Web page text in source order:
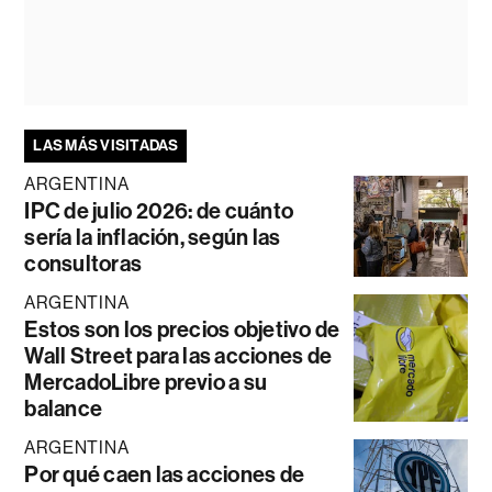
LAS MÁS VISITADAS
ARGENTINA
IPC de julio 2026: de cuánto
sería la inflación, según las
consultoras
ARGENTINA
Estos son los precios objetivo de
Wall Street para las acciones de
MercadoLibre previo a su
balance
ARGENTINA
Por qué caen las acciones de